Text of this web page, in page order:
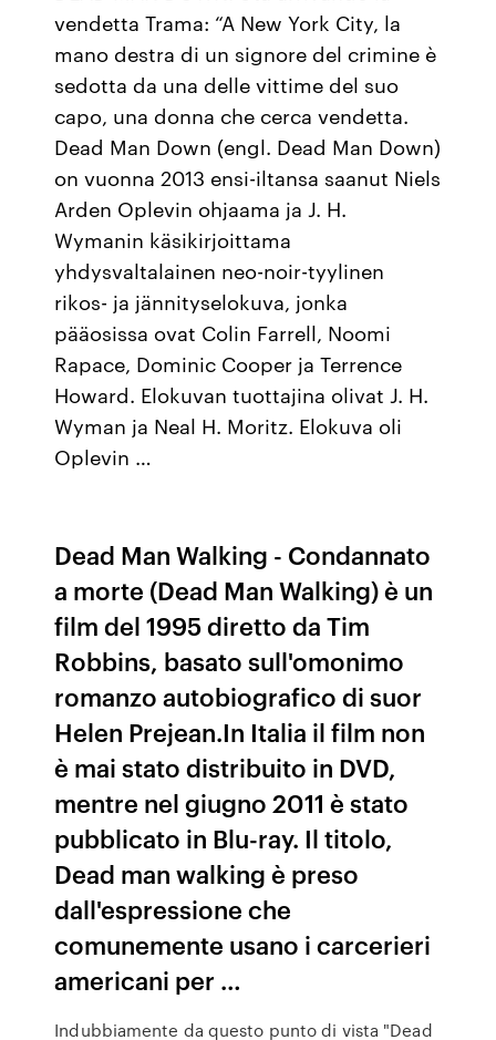
vendetta Trama: “A New York City, la
mano destra di un signore del crimine è
sedotta da una delle vittime del suo
capo, una donna che cerca vendetta.
Dead Man Down (engl. Dead Man Down)
on vuonna 2013 ensi-iltansa saanut Niels
Arden Oplevin ohjaama ja J. H.
Wymanin käsikirjoittama
yhdysvaltalainen neo-noir-tyylinen
rikos- ja jännityselokuva, jonka
pääosissa ovat Colin Farrell, Noomi
Rapace, Dominic Cooper ja Terrence
Howard. Elokuvan tuottajina olivat J. H.
Wyman ja Neal H. Moritz. Elokuva oli
Oplevin …
Dead Man Walking - Condannato
a morte (Dead Man Walking) è un
film del 1995 diretto da Tim
Robbins, basato sull'omonimo
romanzo autobiografico di suor
Helen Prejean.In Italia il film non
è mai stato distribuito in DVD,
mentre nel giugno 2011 è stato
pubblicato in Blu-ray. Il titolo,
Dead man walking è preso
dall'espressione che
comunemente usano i carcerieri
americani per …
Indubbiamente da questo punto di vista "Dead